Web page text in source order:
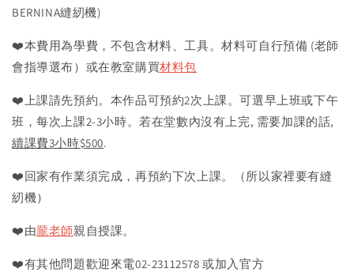
BERNINA縫紉機)
❤️本費用為學費，不包含材料、工具。材料可自行預備 (老師
會指導選布）或在教室購買材料包
❤️上課請先預約。本作品可預約2次上課。可選早上班或下午
班，每次上課2-3小時。若在堂數內沒有上完, 需要加課的話,
續課費3小時$500.
❤️回家有作業須完成，再預約下次上課。（所以家裡要有縫
紉機）
❤️由龎老師親自授課。
❤️有其他問題歡迎來電02-23112578 或加入官方